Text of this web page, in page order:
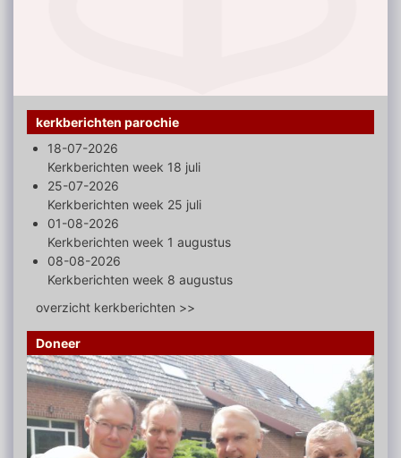
kerkberichten parochie
18-07-2026
Kerkberichten week 18 juli
25-07-2026
Kerkberichten week 25 juli
01-08-2026
Kerkberichten week 1 augustus
08-08-2026
Kerkberichten week 8 augustus
overzicht kerkberichten >>
Doneer